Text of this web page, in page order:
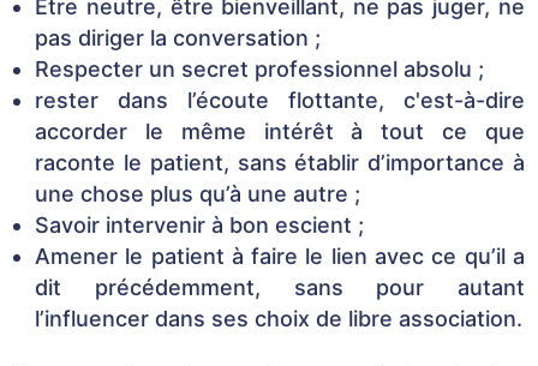
Etre neutre, être bienveillant, ne pas juger, ne
pas diriger la conversation ;
Respecter un secret professionnel absolu ;
rester dans l’écoute flottante, c'est-à-dire
accorder le même intérêt à tout ce que
raconte le patient, sans établir d’importance à
une chose plus qu’à une autre ;
Savoir intervenir à bon escient ;
Amener le patient à faire le lien avec ce qu’il a
dit précédemment, sans pour autant
l’influencer dans ses choix de libre association.